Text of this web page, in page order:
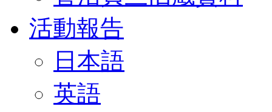
活動報告
日本語
英語